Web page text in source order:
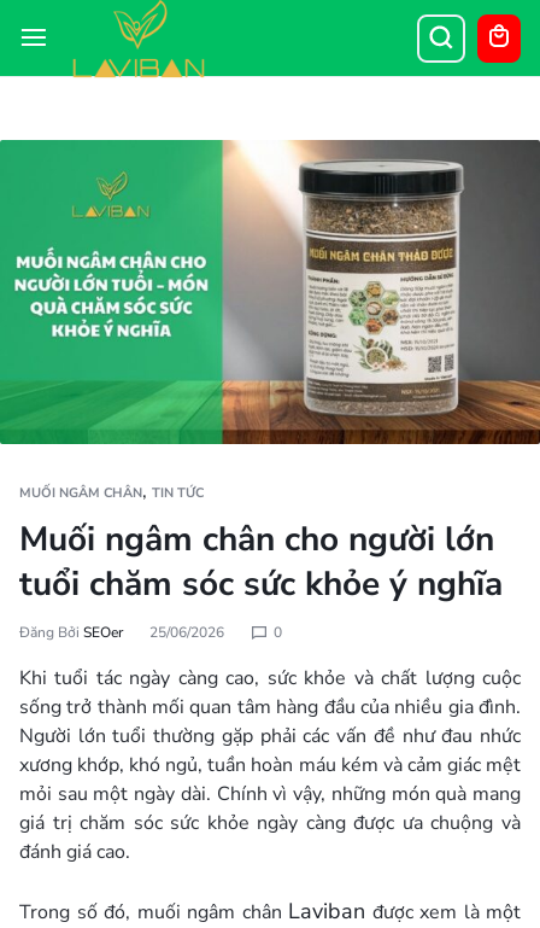
MUỐI NGÂM CHÂN, TIN TỨC
Muối ngâm chân cho người lớn
tuổi chăm sóc sức khỏe ý nghĩa
Đăng Bởi SEOer 25/06/2026 0
Khi tuổi tác ngày càng cao, sức khỏe và chất lượng cuộc
sống trở thành mối quan tâm hàng đầu của nhiều gia đình.
Người lớn tuổi thường gặp phải các vấn đề như đau nhức
xương khớp, khó ngủ, tuần hoàn máu kém và cảm giác mệt
mỏi sau một ngày dài. Chính vì vậy, những món quà mang
giá trị chăm sóc sức khỏe ngày càng được ưa chuộng và
đánh giá cao.
Trong số đó, muối ngâm chân Laviban được xem là một